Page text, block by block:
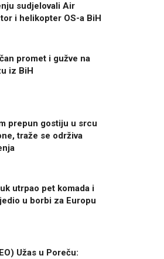
sudjelovali Air
i helikopter OS-a BiH
promet i gužve na
iz BiH
prepun gostiju u srcu
traže se održiva
utrpao pet komada i
u borbi za Europu
Užas u Poreču: